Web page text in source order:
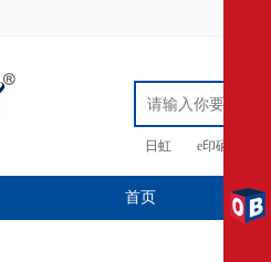
日虹 e印硒鼓
首页 专